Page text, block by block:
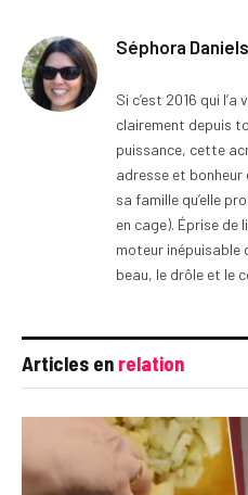
Séphora Daniels
Si c’est 2016 qui
clairement depuis
puissance, cette
adresse et bonheur
sa famille qu’elle
en cage). Éprise de
moteur inépuisable
beau, le drôle et le
Articles en relation